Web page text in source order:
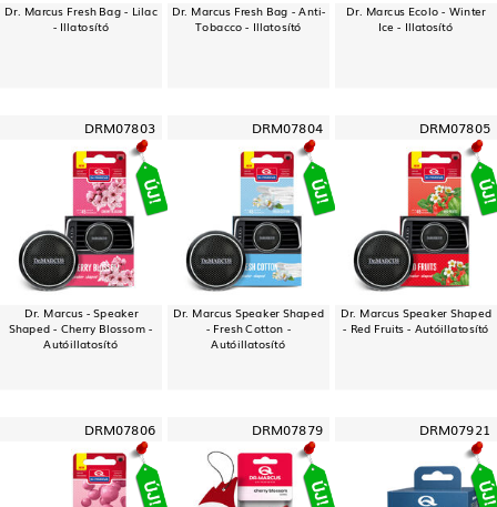
Dr. Marcus Fresh Bag - Lilac
- Illatosító
Dr. Marcus Fresh Bag - Anti-
Tobacco - Illatosító
Dr. Marcus Ecolo - Winter
Ice - Illatosító
DRM07803
Dr. Marcus - Speaker
Shaped - Cherry Blossom -
Autóillatosító
DRM07804
Dr. Marcus Speaker Shaped
- Fresh Cotton -
Autóillatosító
DRM07805
Dr. Marcus Speaker Shaped
- Red Fruits - Autóillatosító
DRM07806 DRM07879 DRM07921